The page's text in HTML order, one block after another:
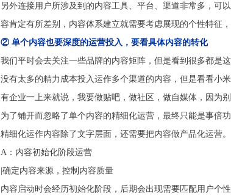
另外连接用户所涉及到的内容工具、平台、渠道非常多，可
容肯定有所差别，内容体系建立就需要考虑展现的个性特征
② 单个内容也要深度的运营投入，要看具体内容的转化
我们平时会去关注一些品牌的内容矩阵，但是看到很多都是
没有太多的精力成本投入运作多个渠道的内容，但是看看小
有企业一上来就说，我要做贴吧，做社区，做自媒体，因为
为了铺开而忽略了单个内容的精细化运营，最终只能是事倍功
精细化运作内容除了文字层面，还需要把内容做产品化运营
A：内容初始化阶段运营
|确定内容来源，控制内容质量
内容启动时会经历初始化阶段，后期会出现需要匹配用户个性